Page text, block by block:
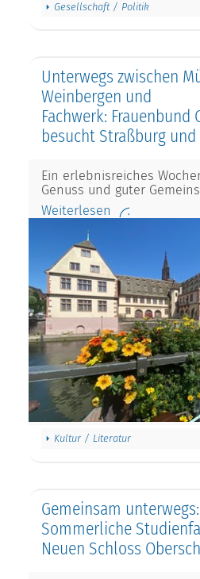
Gesellschaft / Politik
Unterwegs zwischen
Weinbergen und
Fachwerk: Frauenbund
besucht Straßburg und
Ein erlebnisreiches
Genuss und guter
Weiterlesen
Kultur / Literatur
Gemeinsam unterwegs:
Sommerliche
Neuen Schloss